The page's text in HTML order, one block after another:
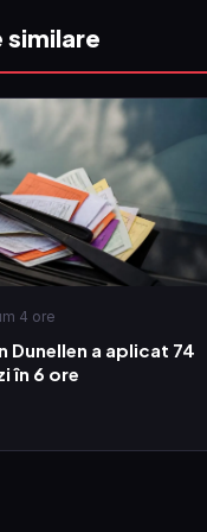
4 ore
Dunellen a aplicat 74
în 6 ore